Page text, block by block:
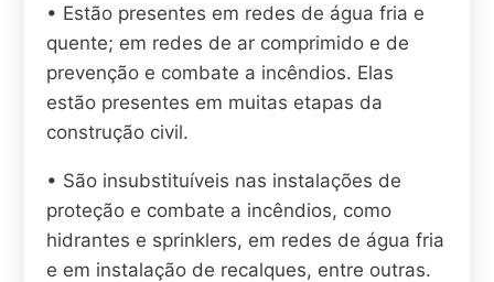
• Estão presentes em redes de água fria e
quente; em redes de ar comprimido e de
prevenção e combate a incêndios. Elas
estão presentes em muitas etapas da
construção civil.
• São insubstituíveis nas instalações de
proteção e combate a incêndios, como
hidrantes e sprinklers, em redes de água fria
e em instalação de recalques, entre outras.